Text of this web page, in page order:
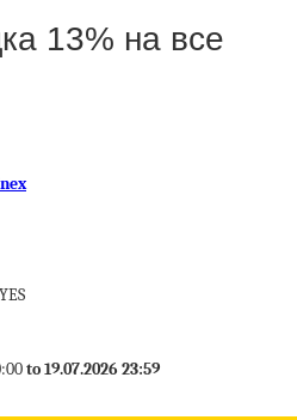
13% на все
YES
to 19.07.2026 23:59